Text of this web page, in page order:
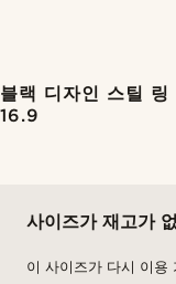
블랙 디자인 스틸
16.9
사이즈가 재고가
이 사이즈가 다시 이용